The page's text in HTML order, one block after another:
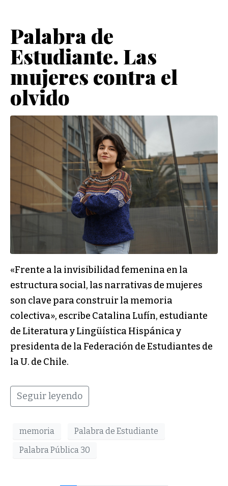
Palabra de
Estudiante. Las
mujeres contra el
olvido
«Frente a la invisibilidad femenina en la
estructura social, las narrativas de mujeres
son clave para construir la memoria
colectiva», escribe Catalina Lufín, estudiante
de Literatura y Lingüística Hispánica y
presidenta de la Federación de Estudiantes de
la U. de Chile.
Seguir leyendo
memoria
Palabra de Estudiante
Palabra Pública 30